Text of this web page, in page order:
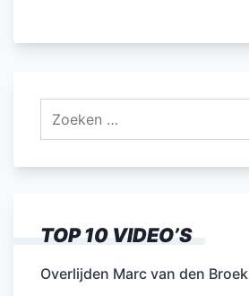
TOP 10 VIDEO’S
Overlijden Marc van den Broek